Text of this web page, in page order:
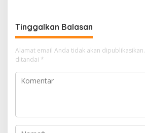
Tinggalkan Balasan
Alamat email Anda tidak akan dipublikasikan.
ditandai *